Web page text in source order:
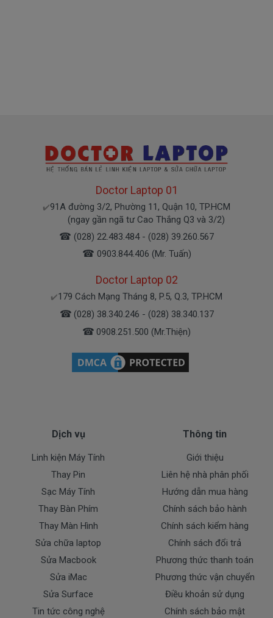
điều kiện như sau:
- Trong thời gian sài làm việc nếu pin Dell có các hư
hỏng nào (dung lượng giảm tụt pin quá nhiều, pin
Dell độ chai quá 70%) chúng tôi xin được thay mới
100% cho khách trong thời gian bảo hành.
* Các trường hợp không được bảo hành:
- Pin Dell bị ngập nước.
- Tem niêm phong dán trên pin bị rách hay có dấu
hiệu tẩy xóa
- Tem bảo hành không còn nguyên vẹn.
Dell 13-9365
* Chúng tôi luôn đặt chất lượng lên hàng đầu
- Cam kết quí khách sẻ 100% hài lòng
- Pin đã được kiểm tra test kỹ lưỡng trước khi giao
tới tận tay của quí khách.
- Cam kết được đổi trả khi quí khách không hài lòng.
Dịch Vụ Cho Pin Dell
+ Hỗ trợ 50% chi phí vận chuyển đối với khách ở các
Doctor Laptop 01
✔️91A đường 3/2, Phường 11, Quận 10, TP.HCM
(ngay gần ngã tư Cao Thắng Q3 và 3/2)
☎ (028) 22.483.484 - (028) 39.260.567
☎ 0903.844.406 (Mr. Tuấn)
Doctor Laptop 02
✔️179 Cách Mạng Tháng 8, P.5, Q.3, TP.HCM
☎ (028) 38.340.246 - (028) 38.340.137
☎ 0908.251.500 (Mr.Thiện)
Dịch vụ
Linh kiện Máy Tính
Thay Pin
Sạc Máy Tính
Thay Bàn Phím
Thay Màn Hình
Sửa chữa laptop
Sửa Macbook
Sửa iMac
Sửa Surface
Tin tức công nghệ
Thông tin
Giới thiệu
Liên hệ nhà phân phối
Hướng dẫn mua hàng
Chính sách bảo hành
Chính sách kiểm hàng
Chính sách đổi trả
Phương thức thanh toán
Phương thức vận chuyển
Điều khoản sử dụng
Chính sách bảo mật